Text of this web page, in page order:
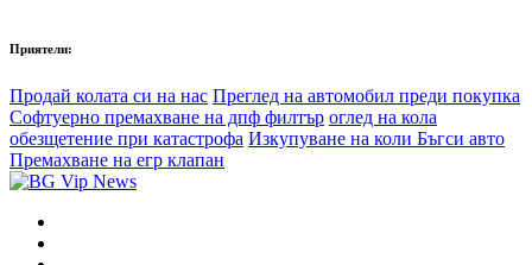
Приятели:
Продай колата си на нас Преглед на автомобил преди покупка
Софтуерно премахване на дпф филтър оглед на кола
обезщетение при катастрофа Изкупуване на коли Бъгси авто
Премахване на егр клапан